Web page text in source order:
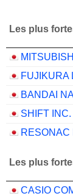
Les plus
FUJIKURA
SHIFT INC.
Les plus
CASIO